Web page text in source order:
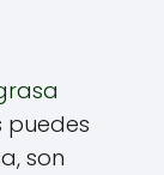
puedes
son